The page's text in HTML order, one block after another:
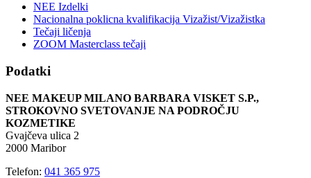
NEE Izdelki
Nacionalna poklicna kvalifikacija Vizažist/Vizažistka
Tečaji ličenja
ZOOM Masterclass tečaji
Podatki
NEE MAKEUP MILANO BARBARA VISKET S.P.,
STROKOVNO SVETOVANJE NA PODROČJU
KOZMETIKE
Gvajčeva ulica 2
2000 Maribor
Telefon: 041 365 975